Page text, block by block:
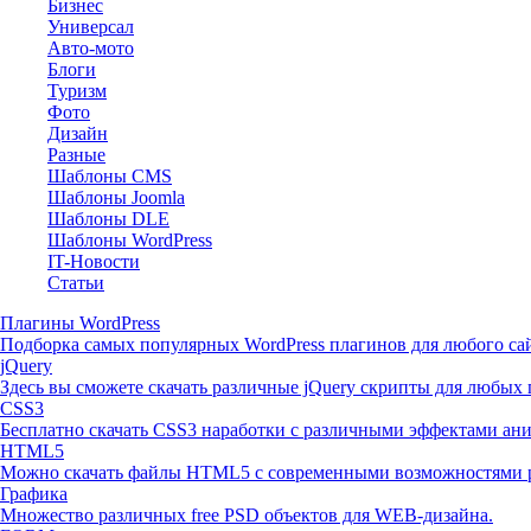
Бизнес
Универсал
Авто-мото
Блоги
Туризм
Фото
Дизайн
Разные
Шаблоны CMS
Шаблоны Joomla
Шаблоны DLE
Шаблоны WordPress
IT-Новости
Статьи
Плагины WordPress
Подборка самых популярных WordPress плагинов для любого
jQuery
Здесь вы сможете скачать различные jQuery скрипты для любых
CSS3
Бесплатно скачать CSS3 наработки с различными эффектами
HTML5
Можно скачать файлы HTML5 с современными возможностями
Графика
Множество различных free PSD объектов для WEB-дизайна.